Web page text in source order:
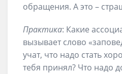
обращения. А это –
Практика: Какие
вызывает слово
учат, что надо стать
тебя принял? Что надо